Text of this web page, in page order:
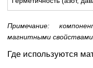
Примечание:
магнитными
Где используются